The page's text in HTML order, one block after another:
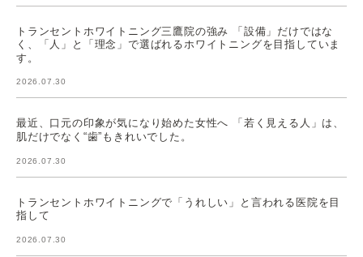
トランセントホワイトニング三鷹院の強み 「設備」だけではな
く、「人」と「理念」で選ばれるホワイトニングを目指していま
す。
2026.07.30
最近、口元の印象が気になり始めた女性へ 「若く見える人」は、
肌だけでなく“歯”もきれいでした。
2026.07.30
トランセントホワイトニングで「うれしい」と言われる医院を目
指して
2026.07.30